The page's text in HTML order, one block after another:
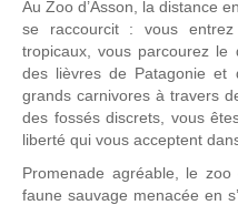
Au Zoo d’Asson, la distance
se raccourcit : vous
tropicaux, vous parcourez le
des lièvres de Patagonie et
grands carnivores à travers
des fossés discrets, vous
liberté qui vous acceptent
Promenade agréable, le
faune sauvage menacée en